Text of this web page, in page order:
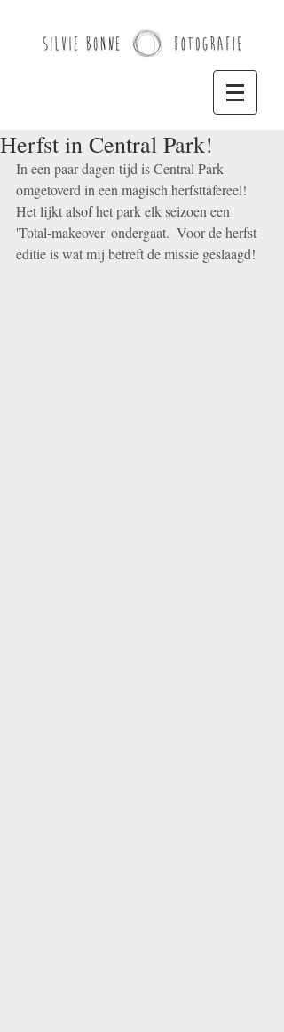
Herfst in Central Park!
In een paar dagen tijd is Central Park
omgetoverd in een magisch herfsttafereel!
Het lijkt alsof het park elk seizoen een
'Total-makeover' ondergaat.  Voor de herfst
editie is wat mij betreft de missie geslaagd!